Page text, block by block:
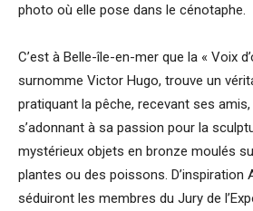
photo où elle pose dans le cénotaphe.
C’est à Belle-île-en-mer que la « Voix
surnomme Victor Hugo, trouve un
pratiquant la pêche, recevant ses
s’adonnant à sa passion pour la
mystérieux objets en bronze moulés
plantes ou des poissons. D’inspiration
séduiront les membres du Jury de